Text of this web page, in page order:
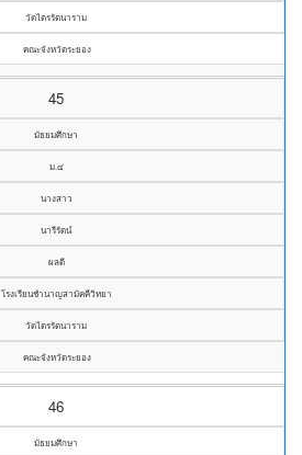
วัดไตรรัตนาราม
คณะจังหวัดระยอง
45
มัธยมศึกษา
ม.๔
นางสาว
นารีรัตน์
ผลดี
โรงเรียนชำนาญสามัคคีวิทยา
วัดไตรรัตนาราม
คณะจังหวัดระยอง
46
มัธยมศึกษา